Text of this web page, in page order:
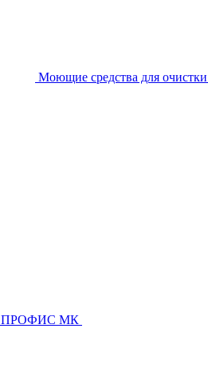
Моющие средства для очистки
ПРОФИС МК